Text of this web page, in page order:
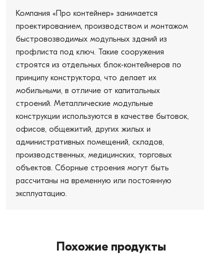
Компания «Про контейнер» занимается
проектированием, производством и монтажом
быстровозводимых модульных зданий из
профлиста под ключ. Такие сооружения
строятся из отдельных блок-контейнеров по
принципу конструктора, что делает их
мобильными, в отличие от капитальных
строений. Металлические модульные
конструкции используются в качестве бытовок,
офисов, общежитий, других жилых и
административных помещений, складов,
производственных, медицинских, торговых
объектов. Сборные строения могут быть
рассчитаны на временную или постоянную
эксплуатацию.
Похожие продукты